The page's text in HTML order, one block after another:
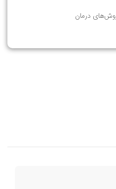
روش‌های درمان